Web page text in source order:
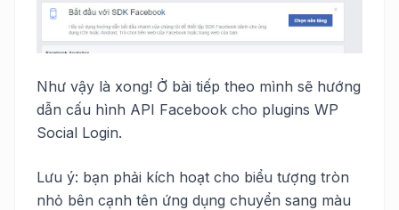
Như vậy là xong! Ở bài tiếp theo mình sẽ hướng
dẫn cấu hình API Facebook cho plugins WP
Social Login.
Lưu ý: bạn phải kích hoạt cho biểu tượng tròn
nhỏ bên cạnh tên ứng dụng chuyển sang màu